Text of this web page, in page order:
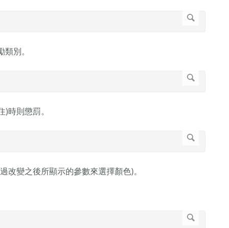
別。
時則懲罰。
變之後所顯示的參數來選擇顏色)。